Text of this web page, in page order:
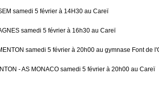
samedi 5 février à 14H30 au Careï
samedi 5 février à 16h30 au Careï
samedi 5 février à 20h00 au gymnase Font de
- AS MONACO samedi 5 février à 20h00 au Careï